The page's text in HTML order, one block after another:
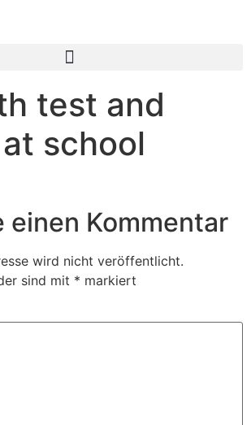
test and
school
einen Kommentar
wird nicht veröffentlicht.
sind mit * markiert